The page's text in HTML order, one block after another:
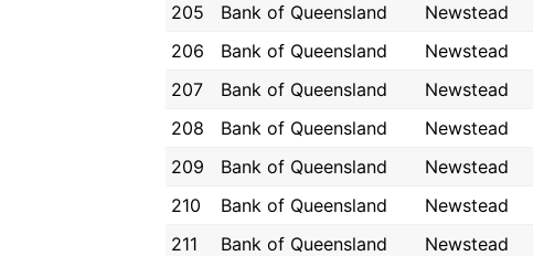
205
Bank of Queensland Newstead
206
Bank of Queensland Newstead
207
Bank of Queensland Newstead
208
Bank of Queensland Newstead
209
Bank of Queensland Newstead
210
Bank of Queensland Newstead
211
Bank of Queensland Newstead